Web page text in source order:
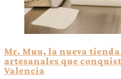
Mr. Muu, la nueva
artesanales que
Valencia